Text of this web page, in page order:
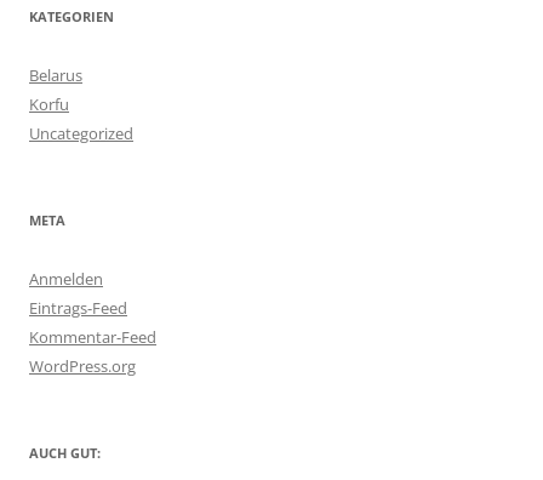
KATEGORIEN
Belarus
Korfu
Uncategorized
META
Anmelden
Eintrags-Feed
Kommentar-Feed
WordPress.org
AUCH GUT: